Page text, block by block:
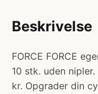
Beskrivelse
FORCE FORCE
10 stk. uden
kr. Opgrader din